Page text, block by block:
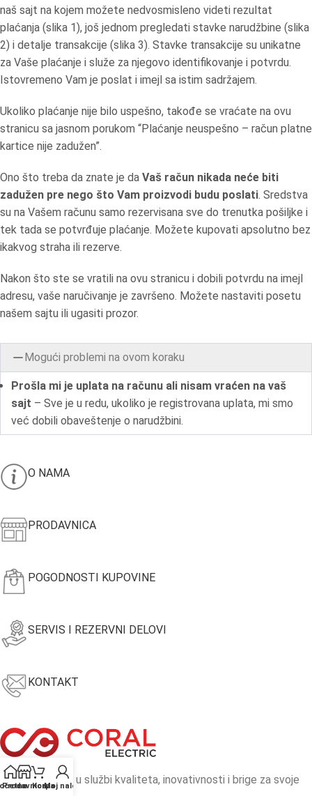
naš sajt na kojem možete nedvosmisleno videti rezultat
plaćanja (slika 1), još jednom pregledati stavke narudžbine (slika
2) i detalje transakcije (slika 3). Stavke transakcije su unikatne
za Vaše plaćanje i služe za njegovo identifikovanje i potvrdu.
Istovremeno Vam je poslat i imejl sa istim sadržajem.
Ukoliko plaćanje nije bilo uspešno, takođe se vraćate na ovu
stranicu sa jasnom porukom “Plaćanje neuspešno – račun platne
kartice nije zadužen”.
Ono što treba da znate je da Vaš račun nikada neće biti
zadužen pre nego što Vam proizvodi budu poslati. Sredstva
su na Vašem računu samo rezervisana sve do trenutka pošiljke i
tek tada se potvrđuje plaćanje. Možete kupovati apsolutno bez
ikakvog straha ili rezerve.
Nakon što ste se vratili na ovu stranicu i dobili potvrdu na imejl
adresu, vaše naručivanje je završeno. Možete nastaviti posetu
našem sajtu ili ugasiti prozor.
Mogući problemi na ovom koraku
Prošla mi je uplata na računu ali nisam vraćen na vaš
sajt – Sve je u redu, ukoliko je registrovana uplata, mi smo
već dobili obaveštenje o narudžbini.
O NAMA
PRODAVNICA
POGODNOSTI KUPOVINE
SERVIS I REZERVNI DELOVI
KONTAKT
Coral electric - u službi kvaliteta, inovativnosti i brige za svoje
Prodavnica
KorpaMoj nalog